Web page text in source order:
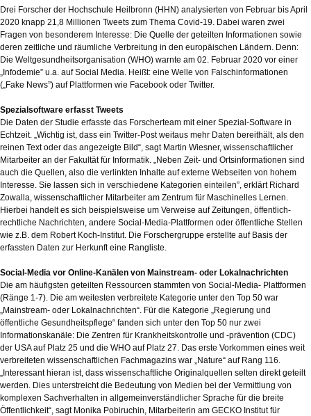
Drei Forscher der Hochschule Heilbronn (HHN) analysierten von Februar bis April
2020 knapp 21,8 Millionen Tweets zum Thema Covid-19. Dabei waren zwei
Fragen von besonderem Interesse: Die Quelle der geteilten Informationen sowie
deren zeitliche und räumliche Verbreitung in den europäischen Ländern. Denn:
Die Weltgesundheitsorganisation (WHO) warnte am 02. Februar 2020 vor einer
„Infodemie” u.a. auf Social Media. Heißt: eine Welle von Falschinformationen
(„Fake News”) auf Plattformen wie Facebook oder Twitter.
Spezialsoftware erfasst Tweets
Die Daten der Studie erfasste das Forscherteam mit einer Spezial-Software in
Echtzeit. „Wichtig ist, dass ein Twitter-Post weitaus mehr Daten bereithält, als den
reinen Text oder das angezeigte Bild“, sagt Martin Wiesner, wissenschaftlicher
Mitarbeiter an der Fakultät für Informatik. „Neben Zeit- und Ortsinformationen sind
auch die Quellen, also die verlinkten Inhalte auf externe Webseiten von hohem
Interesse. Sie lassen sich in verschiedene Kategorien einteilen”, erklärt Richard
Zowalla, wissenschaftlicher Mitarbeiter am Zentrum für Maschinelles Lernen.
Hierbei handelt es sich beispielsweise um Verweise auf Zeitungen, öffentlich-
rechtliche Nachrichten, andere Social-Media-Plattformen oder öffentliche Stellen
wie z.B. dem Robert Koch-Institut. Die Forschergruppe erstellte auf Basis der
erfassten Daten zur Herkunft eine Rangliste.
Social-Media vor Online-Kanälen von Mainstream- oder Lokalnachrichten
Die am häufigsten geteilten Ressourcen stammten von Social-Media- Plattformen
(Ränge 1-7). Die am weitesten verbreitete Kategorie unter den Top 50 war
„Mainstream- oder Lokalnachrichten“. Für die Kategorie „Regierung und
öffentliche Gesundheitspflege“ fanden sich unter den Top 50 nur zwei
Informationskanäle: Die Zentren für Krankheitskontrolle und -prävention (CDC)
der USA auf Platz 25 und die WHO auf Platz 27. Das erste Vorkommen eines weit
verbreiteten wissenschaftlichen Fachmagazins war „Nature“ auf Rang 116.
„Interessant hieran ist, dass wissenschaftliche Originalquellen selten direkt geteilt
werden. Dies unterstreicht die Bedeutung von Medien bei der Vermittlung von
komplexen Sachverhalten in allgemeinverständlicher Sprache für die breite
Öffentlichkeit“, sagt Monika Pobiruchin, Mitarbeiterin am GECKO Institut für